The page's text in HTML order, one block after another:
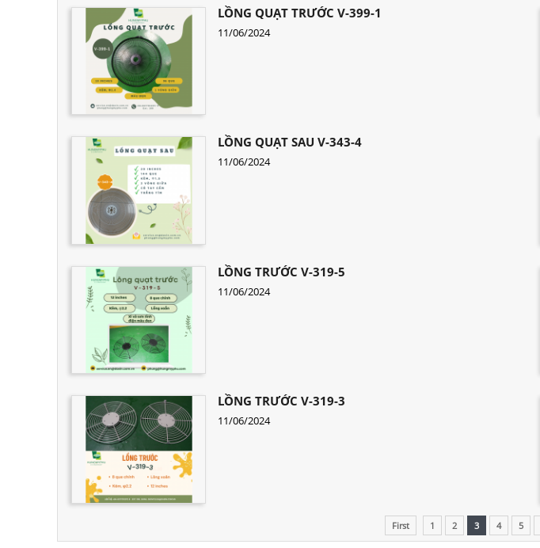
LỒNG QUẠT TRƯỚC V-399-1
11/06/2024
LỒNG QUẠT SAU V-343-4
11/06/2024
LỒNG TRƯỚC V-319-5
11/06/2024
LỒNG TRƯỚC V-319-3
11/06/2024
First 1 2 3 4 5